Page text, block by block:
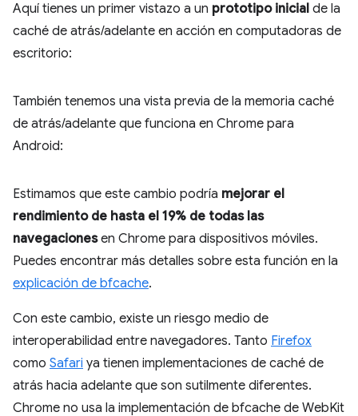
Aquí tienes un primer vistazo a un prototipo inicial de la
caché de atrás/adelante en acción en computadoras de
escritorio:
También tenemos una vista previa de la memoria caché
de atrás/adelante que funciona en Chrome para
Android:
Estimamos que este cambio podría mejorar el
rendimiento de hasta el 19% de todas las
navegacionesen Chrome para dispositivos móviles.
Puedes encontrar más detalles sobre esta función en la
explicación de bfcache.
Con este cambio, existe un riesgo medio de
interoperabilidad entre navegadores. Tanto Firefox
como Safari ya tienen implementaciones de caché de
atrás hacia adelante que son sutilmente diferentes.
Chrome no usa la implementación de bfcache de WebKit